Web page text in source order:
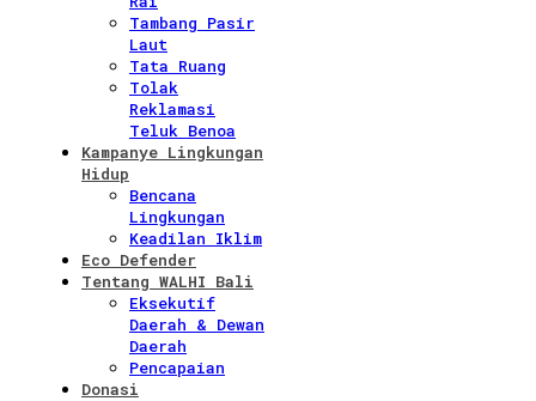
Tambang Pasir
Laut
Tata Ruang
Tolak
Reklamasi
Teluk Benoa
Kampanye Lingkungan
Hidup
Bencana
Lingkungan
Keadilan Iklim
Eco Defender
Tentang WALHI Bali
Eksekutif
Daerah & Dewan
Daerah
Pencapaian
Donasi